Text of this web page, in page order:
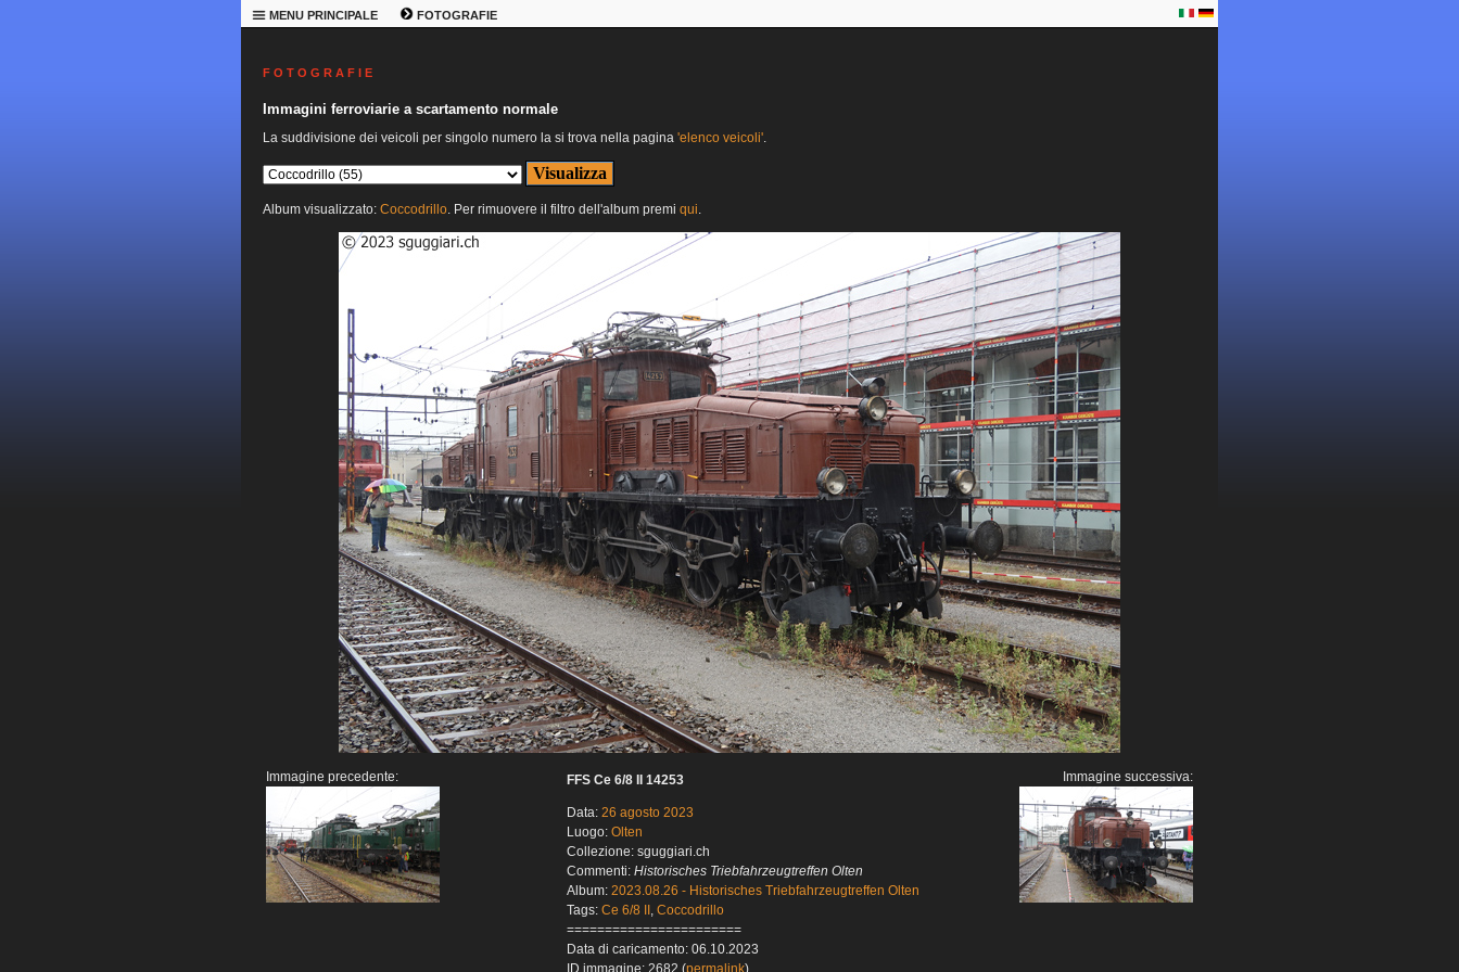
MENU PRINCIPALE FOTOGRAFIE
F O T O G R A F I E
Immagini ferroviarie a scartamento normale
La suddivisione dei veicoli per singolo numero la si trova nella pagina 'elenco veicoli'.
Album visualizzato: Coccodrillo. Per rimuovere il filtro dell'album premi qui.
Immagine precedente: FFS Ce 6/8 II 14253
Data: 26 agosto 2023
Luogo: Olten
Collezione: sguggiari.ch
Commenti: Historisches Triebfahrzeugtreffen Olten
Album: 2023.08.26 - Historisches Triebfahrzeugtreffen Olten
Tags: Ce 6/8 II , Coccodrillo
=======================
Data di caricamento: 06.10.2023
Immagine successiva: